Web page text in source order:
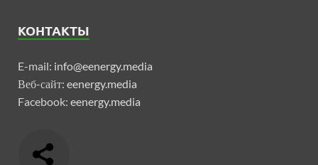
КОНТАКТЫ
E-mail: info@eenergy.media
Веб-сайт: eenergy.media
Facebook: eenergy.media